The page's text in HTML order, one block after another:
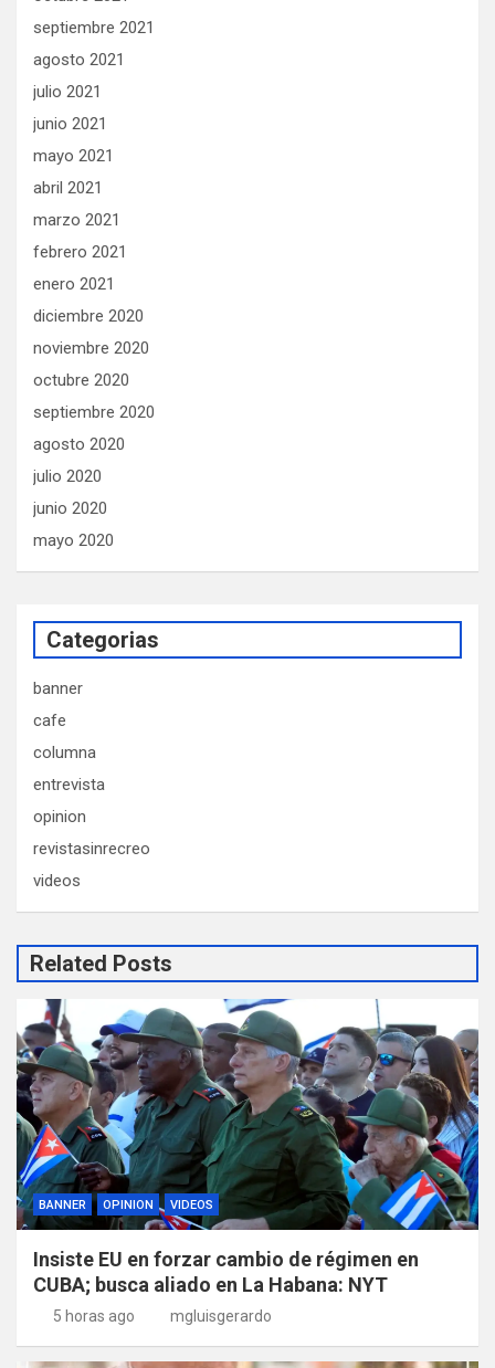
septiembre 2021
agosto 2021
julio 2021
junio 2021
mayo 2021
abril 2021
marzo 2021
febrero 2021
enero 2021
diciembre 2020
noviembre 2020
octubre 2020
septiembre 2020
agosto 2020
julio 2020
junio 2020
mayo 2020
Categorias
banner
cafe
columna
entrevista
opinion
revistasinrecreo
videos
Related Posts
BANNER OPINION VIDEOS
Insiste EU en forzar cambio de régimen en
CUBA; busca aliado en La Habana: NYT
5 horas ago mgluisgerardo